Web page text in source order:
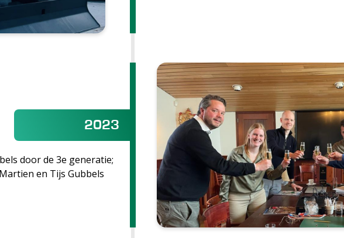
2023
door de 3e generatie;
en Tijs Gubbels